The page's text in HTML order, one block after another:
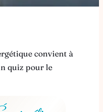
convient à
quiz pour le